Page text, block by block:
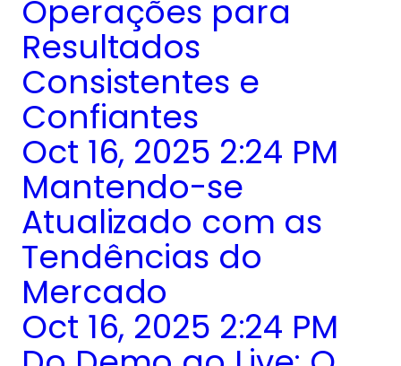
Operações para
Resultados
Consistentes e
Confiantes
Oct 16, 2025 2:24 PM
Mantendo-se
Atualizado com as
Tendências do
Mercado
Oct 16, 2025 2:24 PM